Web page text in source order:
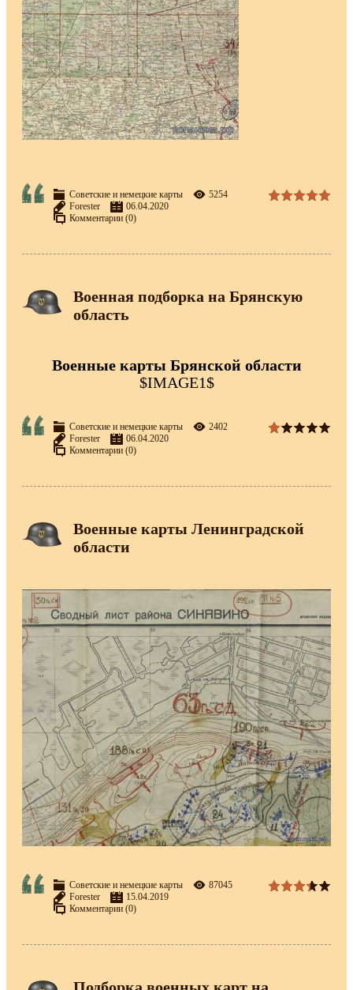
Советские и немецкие карты
5254
Forester
06.04.2020
Комментарии (0)
Военная подборка на Брянскую
область
Военные карты Брянской области
$IMAGE1$
Советские и немецкие карты
2402
Forester
06.04.2020
Комментарии (0)
Военные карты Ленинградской
области
Советские и немецкие карты
87045
Forester
15.04.2019
Комментарии (0)